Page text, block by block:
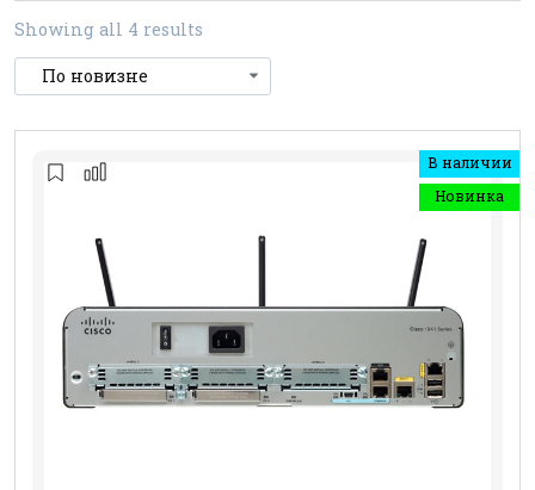
Showing all 4 results
В наличии
Новинка